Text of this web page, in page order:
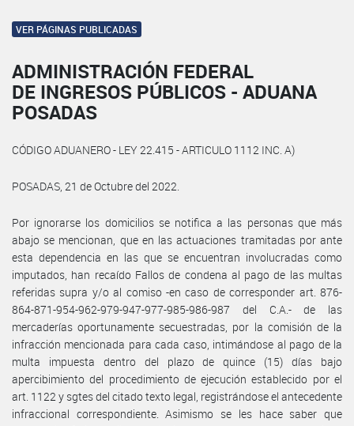
VER PÁGINAS PUBLICADAS
ADMINISTRACIÓN FEDERAL
DE INGRESOS PÚBLICOS - ADUANA
POSADAS
CÓDIGO ADUANERO - LEY 22.415 - ARTICULO 1112 INC. A)
POSADAS, 21 de Octubre del 2022.
Por ignorarse los domicilios se notifica a las personas que más
abajo se mencionan, que en las actuaciones tramitadas por ante
esta dependencia en las que se encuentran involucradas como
imputados, han recaído Fallos de condena al pago de las multas
referidas supra y/o al comiso -en caso de corresponder art. 876-
864-871-954-962-979-947-977-985-986-987 del C.A.- de las
mercaderías oportunamente secuestradas, por la comisión de la
infracción mencionada para cada caso, intimándose al pago de la
multa impuesta dentro del plazo de quince (15) días bajo
apercibimiento del procedimiento de ejecución establecido por el
art. 1122 y sgtes del citado texto legal, registrándose el antecedente
infraccional correspondiente. Asimismo se les hace saber que